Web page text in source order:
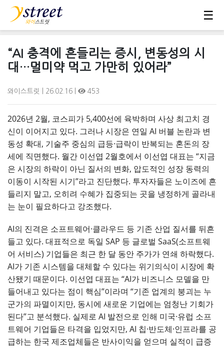
☰
“AI 충격에 흔들리는 증시, 변동성의 시
대…멀미약 먹고 가만히 있어라”
와이스트릿 | 26.02.16 | 453
2026년 2월, 코스피가 5,400선에 육박하며 사상 최고치 경
신이 이어지고 있다. 그러나 시장은 연일 AI 버블 논란과 변
동성 확대, 기술주 중심의 급등·급락이 반복되는 혼돈의 장
세에 직면했다. 월간 이선엽 2월호에서 이선엽 대표는 “지금
은 시장의 하락이 아닌 질서의 변화, 압도적인 성장 동력의
이동이 시작된 시기”라고 진단했다. 투자자들은 노이즈에 흔
들리지 말고, 오히려 수혜가 집중되는 곳을 냉정하게 골라내
는 눈이 필요하다고 강조했다.
AI의 진격은 소프트웨어·클라우드 등 기존 산업 질서를 뒤흔
들고 있다. 대표적으로 독일 SAP 등 글로벌 SaaS(소프트웨
어 서비스) 기업들은 최근 한 달 동안 주가가 연쇄 하락했다.
AI가 기존 시스템을 대체할 수 있다는 위기의식이 시장에 확
산됐기 때문이다. 이선엽 대표는 “AI가 비즈니스 모델을 만
들어내고 있다는 점이 핵심”이라며 “기존 업계의 붕괴는 누
군가의 파멸이지만, 동시에 새로운 기업에는 엄청난 기회가
된다”고 분석했다. 실제로 AI 발전으로 인해 미국·유럽 소프
트웨어 기업들은 타격을 입었지만, AI 칩·반도체·인프라를 공
급하는 한국 제조업체들은 반사이익을 얻으며 실적이 급증